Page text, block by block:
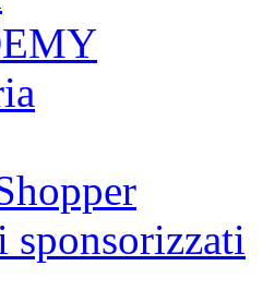
sponsorizzati